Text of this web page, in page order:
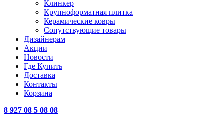
Клинкер
Крупноформатная плитка
Керамические ковры
Сопутствующие товары
Дизайнерам
Акции
Новости
Где Купить
Доставка
Контакты
Корзина
8 927 08 5 08 08